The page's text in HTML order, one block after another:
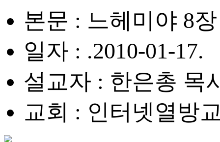
본문 : 느헤미야 8
일자 : .2010-01-17.
설교자 : 한은총 목
교회 : 인터넷열방